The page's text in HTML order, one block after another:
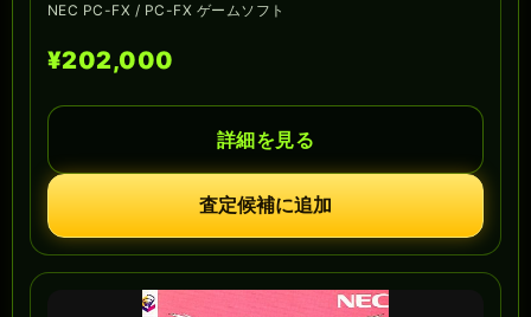
NEC PC-FX / PC-FX ゲームソフト
¥202,000
詳細を見る
査定候補に追加